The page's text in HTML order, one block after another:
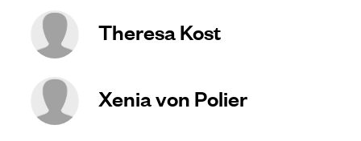
Theresa Kost
Xenia von Polier